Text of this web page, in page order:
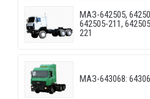
МАЗ-642505,
642505-211,
221
МАЗ-643068: